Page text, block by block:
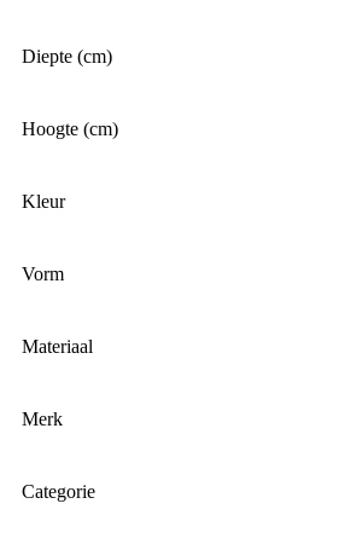
Diepte (cm)
Hoogte (cm)
Kleur
Vorm
Materiaal
Merk
Categorie